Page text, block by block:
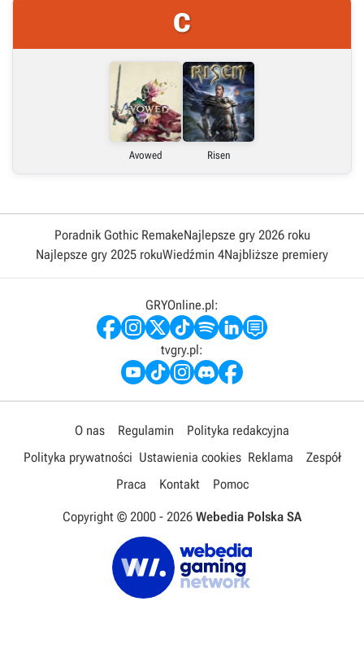
C
Avowed Risen
Poradnik Gothic RemakeNajlepsze gry 2026 roku
Najlepsze gry 2025 rokuWiedźmin 4Najbliższe premiery
GRYOnline.pl:
tvgry.pl:
O nas Regulamin
Polityka redakcyjna
Polityka prywatności Ustawienia cookies Reklama
Zespół
Praca
Kontakt Pomoc
Copyright © 2000 - 2026 Webedia Polska SA